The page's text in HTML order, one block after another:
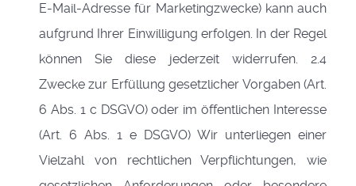
E-Mail-Adresse für Marketingzwecke) kann auch
aufgrund Ihrer Einwilligung erfolgen. In der Regel
können Sie diese jederzeit widerrufen. 2.4
Zwecke zur Erfüllung gesetzlicher Vorgaben (Art.
6 Abs. 1 c DSGVO) oder im öffentlichen Interesse
(Art. 6 Abs. 1 e DSGVO) Wir unterliegen einer
Vielzahl von rechtlichen Verpflichtungen, wie